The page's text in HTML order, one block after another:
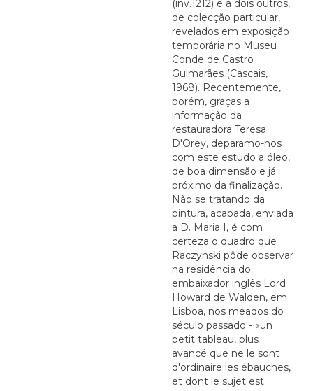
(inv.1212) e a dois outros,
de colecção particular,
revelados em exposição
temporária no Museu
Conde de Castro
Guimarães (Cascais,
1968). Recentemente,
porém, graças a
informação da
restauradora Teresa
D'Orey, deparamo-nos
com este estudo a óleo,
de boa dimensão e já
próximo da finalização.
Não se tratando da
pintura, acabada, enviada
a D. Maria I, é com
certeza o quadro que
Raczynski pôde observar
na residência do
embaixador inglês Lord
Howard de Walden, em
Lisboa, nos meados do
século passado - «un
petit tableau, plus
avancé que ne le sont
d'ordinaire les ébauches,
et dont le sujet est